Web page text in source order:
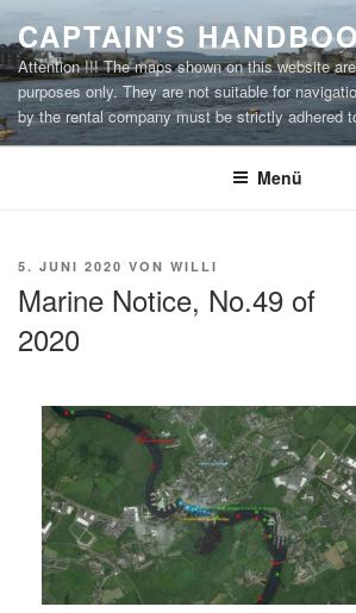
Zum
Inhalt
springen
CAPTAIN'S
Attention !!! The maps shown on this website
purposes only. They are not suitable for
by the rental company must be strictly adhered
Menü
VERÖFFENTLICHT
5. JUNI 2020 VON WILLI
Marine Notice, No.49 of
2020